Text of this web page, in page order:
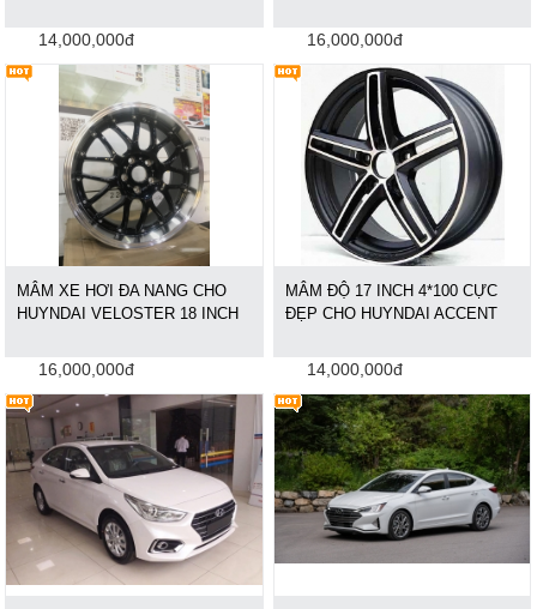
14,000,000đ 16,000,000đ
MÂM XE HƠI ĐA NANG CHO
HUYNDAI VELOSTER 18 INCH
16,000,000đ
MÂM ĐỘ 17 INCH 4*100 CỰC
ĐẸP CHO HUYNDAI ACCENT
14,000,000đ